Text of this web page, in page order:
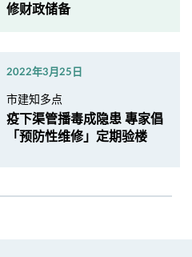
修财政储备
2022年3月25日
市建知多点
疫下渠管播毒成隐患 專家倡
「预防性维修」定期验楼